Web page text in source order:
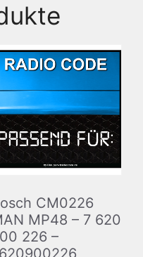
CM0226
MP48 – 7 620
226 –